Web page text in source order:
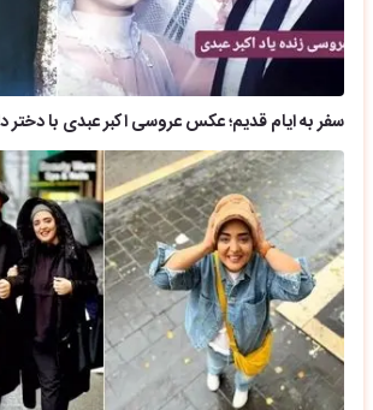
سفر به ایام قدیم؛ عکس عروسی اکبر عبدی با دختر